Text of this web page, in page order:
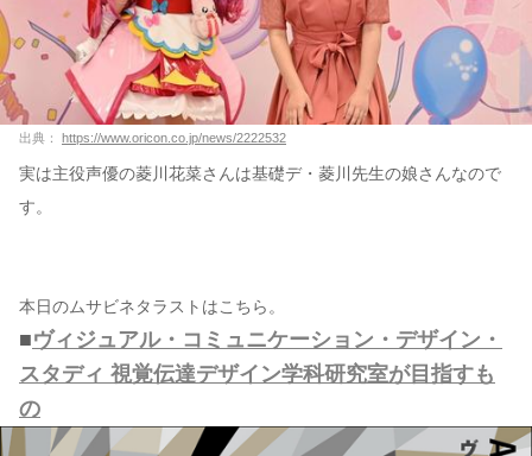
出典： https://www.oricon.co.jp/news/2222532
実は主役声優の菱川花菜さんは基礎デ・菱川先生の娘さんなので
す。
本日のムサビネタラストはこちら。
■ヴィジュアル・コミュニケーション・デザイン・
スタディ 視覚伝達デザイン学科研究室が目指すも
の